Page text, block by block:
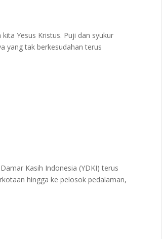
Yesus Kristus. Puji dan syukur
yang tak berkesudahan terus
Kasih Indonesia (YDKI) terus
hingga ke pelosok pedalaman,